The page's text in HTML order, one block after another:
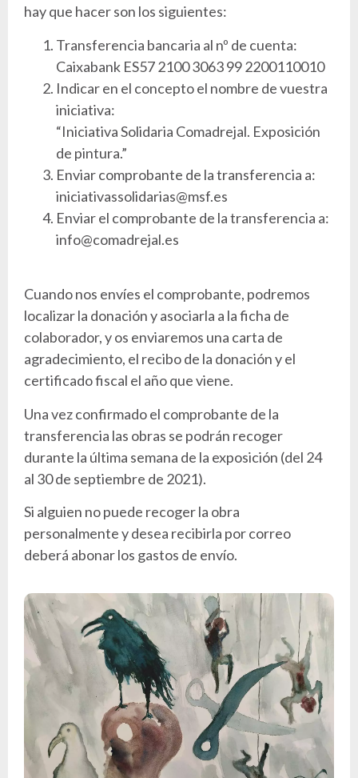
hay que hacer son los siguientes:
Transferencia bancaria al nº de cuenta:
Caixabank ES57 2100 3063 99 2200110010
Indicar en el concepto el nombre de vuestra
iniciativa:
“Iniciativa Solidaria Comadrejal. Exposición
de pintura.”
Enviar comprobante de la transferencia a:
iniciativassolidarias@msf.es
Enviar el comprobante de la transferencia a:
info@comadrejal.es
Cuando nos envíes el comprobante, podremos
localizar la donación y asociarla a la ficha de
colaborador, y os enviaremos una carta de
agradecimiento, el recibo de la donación y el
certificado fiscal el año que viene.
Una vez confirmado el comprobante de la
transferencia las obras se podrán recoger
durante la última semana de la exposición (del 24
al 30 de septiembre de 2021).
Si alguien no puede recoger la obra
personalmente y desea recibirla por correo
deberá abonar los gastos de envío.